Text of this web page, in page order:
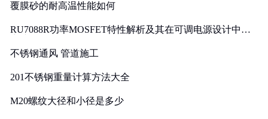
覆膜砂的耐高温性能如何
RU7088R功率MOSFET特性解析及其在可调电源设计中的
不锈钢通风 管道施工
201不锈钢重量计算方法大全
M20螺纹大径和小径是多少